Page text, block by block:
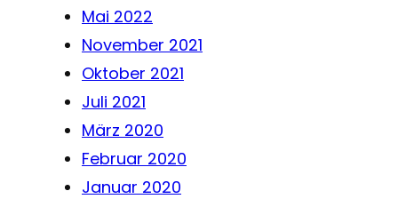
Mai 2022
November 2021
Oktober 2021
Juli 2021
März 2020
Februar 2020
Januar 2020